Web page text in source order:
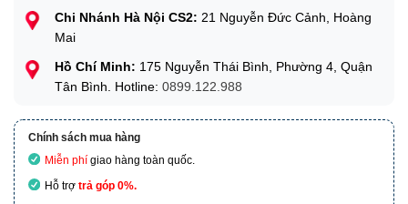
Chi Nhánh Hà Nội CS2: 21 Nguyễn Đức Cảnh, Hoàng
Mai
Hồ Chí Minh: 175 Nguyễn Thái Bình, Phường 4, Quận
Tân Bình. Hotline: 0899.122.988
Chính sách mua hàng
Miễn phí giao hàng toàn quốc.
Hỗ trợ trả góp 0%.